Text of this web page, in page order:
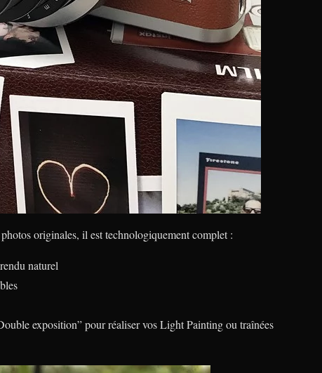
originales, il est technologiquement complet :
naturel
exposition” pour réaliser vos Light Painting ou traînées